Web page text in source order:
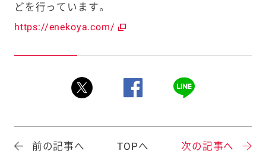
どを行っています。
https://enekoya.com/
前の記事へ TOPへ 次の記事へ